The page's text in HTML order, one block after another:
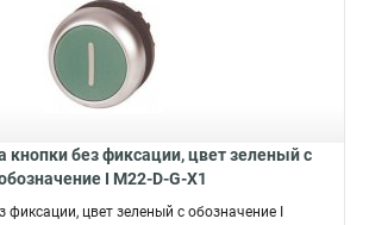
кнопки без фиксации, цвет зеленый с
I M22-D-G-X1
фиксации, цвет зеленый с обозначение I